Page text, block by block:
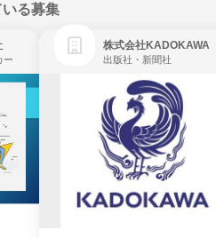
る募集
ー
株式会社KADOKAWA
出版社・新聞社